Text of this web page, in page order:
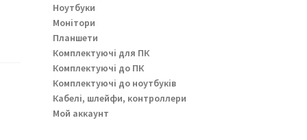
Ноутбуки
Монітори
Планшети
Комплектуючі для ПК
Комплектуючі до ПК
Комплектуючі до ноутбуків
Кабелі, шлейфи, контроллери
Мой аккаунт